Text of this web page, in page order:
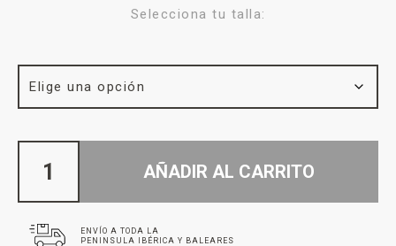
Selecciona tu talla:
AÑADIR AL CARRITO
ENVÍO A TODA LA
PENINSULA IBÉRICA Y BALEARES